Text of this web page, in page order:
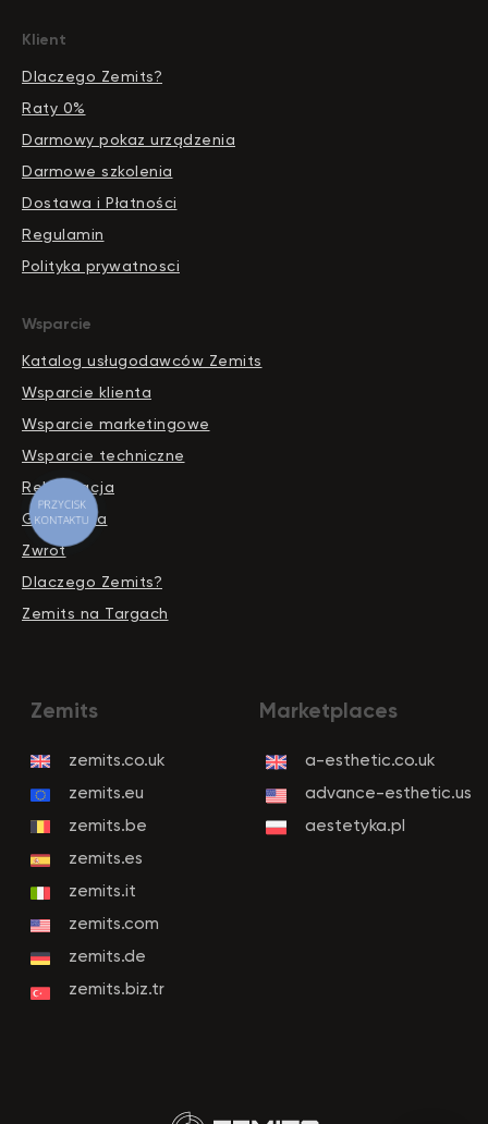
Klient
Dlaczego Zemits?
Raty 0%
Darmowy pokaz urządzenia
Darmowe szkolenia
Dostawa i Płatności
Regulamin
Polityka prywatnosci
Wsparcie
Katalog usługodawców Zemits
Wsparcie klienta
Wsparcie marketingowe
Wsparcie techniczne
Reklamacja
Gwarancja
Zwrot
Dlaczego Zemits?
Zemits na Targach
PRZYCISK
KONTAKTU